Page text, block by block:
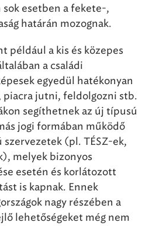
esetben a fekete-,
határán mozognak.
például a kis és közepes
a családi
egyedül hatékonyan
jutni, feldolgozni stb.
segíthetnek az új típusú
jogi formában működő
(pl. TÉSZ-ek,
melyek bizonyos
esetén és korlátozott
is kapnak. Ennek
nagy részében a
lehetőségeket még nem